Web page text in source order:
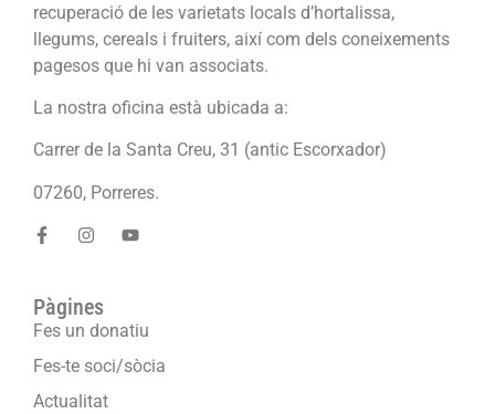
recuperació de les varietats locals d’hortalissa,
llegums, cereals i fruiters, així com dels coneixements
pagesos que hi van associats.
La nostra oficina està ubicada a:
Carrer de la Santa Creu, 31 (antic Escorxador)
07260, Porreres.
Pàgines
Fes un donatiu
Fes-te soci/sòcia
Actualitat